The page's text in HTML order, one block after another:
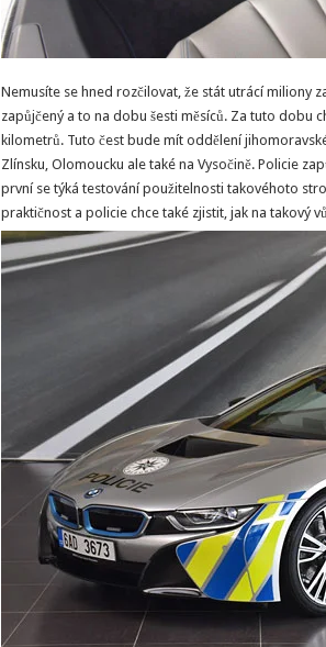
Nemusíte se hned rozčilovat, že stát utrácí miliony
zapůjčený a to na dobu šesti měsíců. Za tuto dobu
kilometrů. Tuto čest bude mít oddělení
Zlínsku, Olomoucku ale také na Vysočině. Policie
první se týká testování použitelnosti takovéhoto
praktičnost a policie chce také zjistit, jak na takový